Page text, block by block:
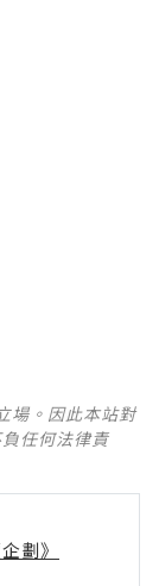
場。因此本站對
任何法律責
劃》